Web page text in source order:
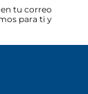
tu correo
para ti y